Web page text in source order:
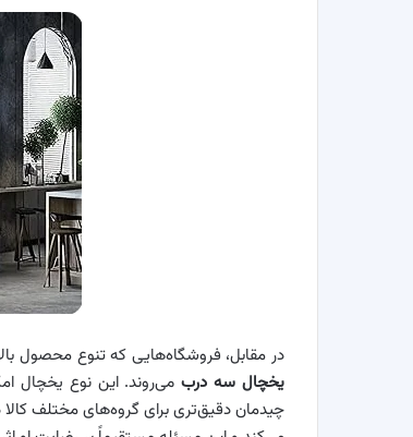
در مقابل، فروشگاه‌هایی که تنوع محصول
یخچال سه دربمی‌روند. این نوع یخچال
چیدمان دقیق‌تری برای گروه‌های مختلف